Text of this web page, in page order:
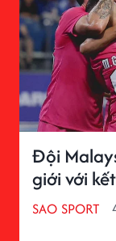
Đội
giới với
SAO SPORT